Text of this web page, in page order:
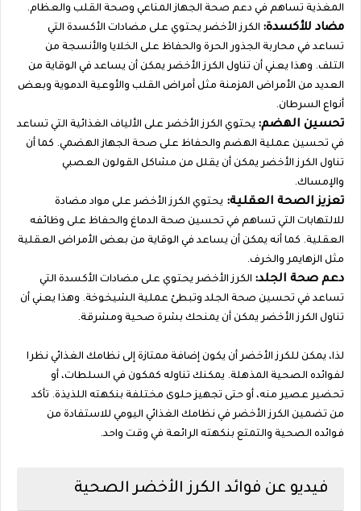
المغذية تساهم في دعم صحة الجهاز المناعي وصحة القلب والعظام.
مضاد للأكسدة: الكرز الأخضر يحتوي على مضادات الأكسدة التي
تساعد في محاربة الجذور الحرة والحفاظ على الخلايا والأنسجة من
التلف. وهذا يعني أن تناول الكرز الأخضر يمكن أن يساعد في الوقاية من
العديد من الأمراض المزمنة مثل أمراض القلب والأوعية الدموية وبعض
أنواع السرطان.
تحسين الهضم: يحتوي الكرز الأخضر على الألياف الغذائية التي تساعد
في تحسين عملية الهضم والحفاظ على صحة الجهاز الهضمي. كما أن
تناول الكرز الأخضر يمكن أن يقلل من مشاكل القولون العصبي
والإمساك.
تعزيز الصحة العقلية: يحتوي الكرز الأخضر على مواد مضادة
للالتهابات التي تساهم في تحسين صحة الدماغ والحفاظ على وظائفه
العقلية. كما أنه يمكن أن يساعد في الوقاية من بعض الأمراض العقلية
مثل الزهايمر والخرف.
دعم صحة الجلد: الكرز الأخضر يحتوي على مضادات الأكسدة التي
تساعد في تحسين صحة الجلد وتبطئ عملية الشيخوخة. وهذا يعني أن
تناول الكرز الأخضر يمكن أن يمنحك بشرة صحية ومشرقة.
لذا، يمكن للكرز الأخضر أن يكون إضافة ممتازة إلى نظامك الغذائي نظرا
لفوائده الصحية المذهلة. يمكنك تناوله كمكون في السلطات، أو
تحضير عصير منه، أو حتى تجهيز حلوى مختلفة بنكهته اللذيذة. تأكد
من تضمين الكرز الأخضر في نظامك الغذائي اليومي للاستفادة من
فوائده الصحية والتمتع بنكهته الرائعة في وقت واحد.
فيديو عن فوائد الكرز الأخضر الصحية